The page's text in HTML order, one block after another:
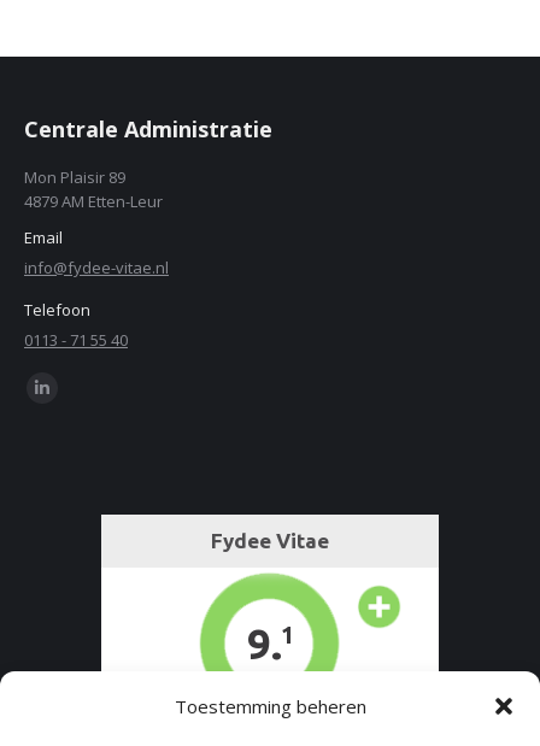
Toestemming beheren
Centrale Administratie
Mon Plaisir 89
4879 AM Etten-Leur
Email
info@fydee-vitae.nl
Telefoon
0113 - 71 55 40
Find us on: